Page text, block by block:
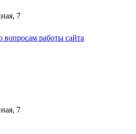
7
вопросам работы сайта
7